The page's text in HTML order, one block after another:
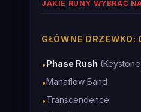
JAKIE RUNY WYBRAĆ
GŁÓWNE DRZEWKO:
•Phase Rush
•Manaflow Band
•Transcendence